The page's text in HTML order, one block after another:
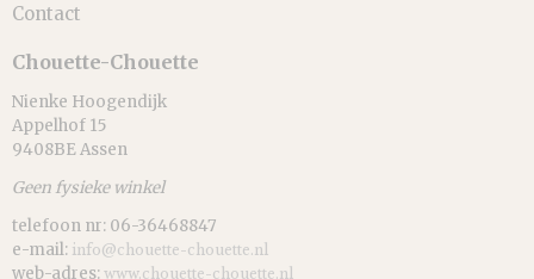
Contact
Chouette-Chouette
Nienke Hoogendijk
Appelhof 15
9408BE Assen
Geen fysieke winkel
telefoon nr: 06-36468847
e-mail: info@chouette-chouette.nl
web-adres: www.chouette-chouette.nl